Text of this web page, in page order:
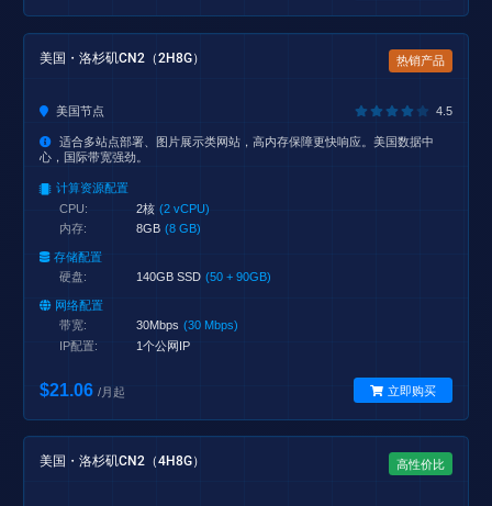
美国・洛杉矶CN2（2H8G） 热销产品
美国节点 4.5
适合多站点部署、图片展示类网站，高内存保障更快响应。美国数据中
心，国际带宽强劲。
计算资源配置
CPU:
2核 (2 vCPU)
内存:
8GB (8 GB)
存储配置
硬盘:
140GB SSD (50 + 90GB)
网络配置
带宽:
30Mbps (30 Mbps)
IP配置:
1个公网IP
$21.06 /月起 立即购买
美国・洛杉矶CN2（4H8G） 高性价比